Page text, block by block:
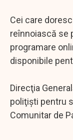
Cei care
reînnoiască se
programare
disponibile
Direcţia
poliţişti pentru
Comunitar de